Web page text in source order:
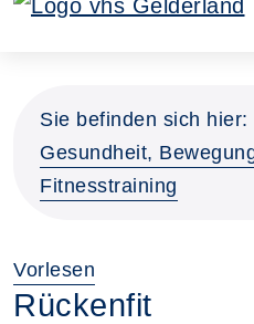
Sie befinden sich hier:
Gesundheit,
Fitnesstraining
Vorlesen
Rückenfit